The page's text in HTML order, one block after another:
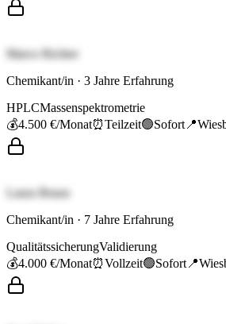
Marco Richter
Chemikant/in · 3 Jahre Erfahrung
HPLCMassenspektrometrie
💰4.500 €/Monat⏰Teilzeit🟢Sofort 📍
Laura Braun
Chemikant/in · 7 Jahre Erfahrung
QualitätssicherungValidierung
💰4.000 €/Monat⏰Vollzeit🟢Sofort 📍